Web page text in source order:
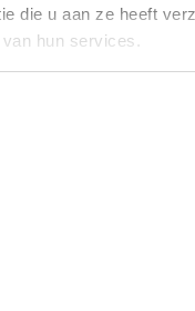
die u aan ze heeft
hun services.